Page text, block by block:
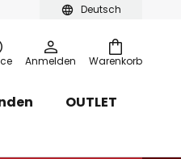
Deutsch
Warenkorb
Anmelden
OUTLET